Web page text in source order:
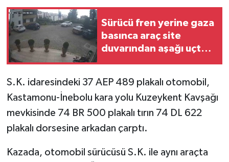
Sürücü fren yerine gaza
basınca araç site
duvarından aşağı uçtu:
S.K. idaresindeki 37 AEP 489 plakalı otomobil,
Kastamonu-İnebolu kara yolu Kuzeykent Kavşağı
mevkisinde 74 BR 500 plakalı tırın 74 DL 622
plakalı dorsesine arkadan çarptı.
Kazada, otomobil sürücüsü S.K. ile aynı araçta